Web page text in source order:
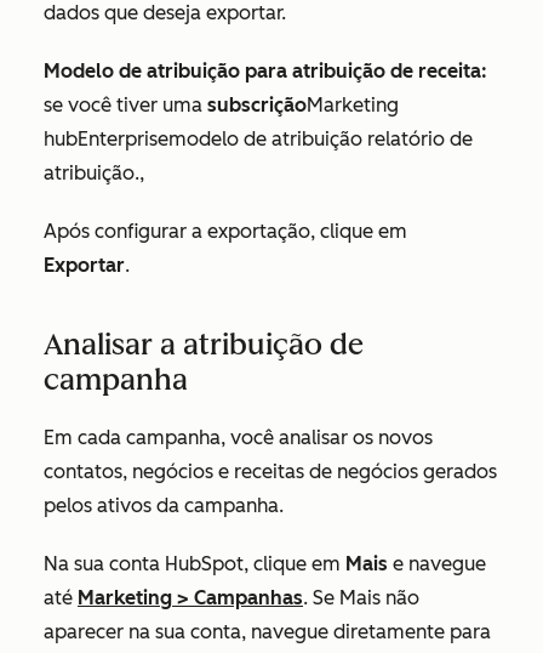
dados que deseja exportar.
Modelo de atribuição para atribuição de receita:
se você tiver uma subscriçãoMarketing
hubEnterprisemodelo de atribuição relatório de
atribuição.,
Após configurar a exportação, clique em
Exportar.
Analisar a atribuição de
campanha
Em cada campanha, você analisar os novos
contatos, negócios e receitas de negócios gerados
pelos ativos da campanha.
Na sua conta HubSpot, clique em Mais e navegue
até Marketing > Campanhas. Se Mais não
aparecer na sua conta, navegue diretamente para